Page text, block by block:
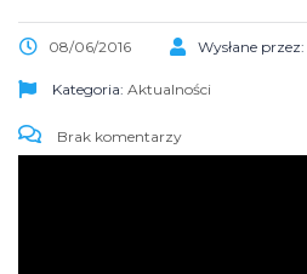
08/06/2016 Wysłane przez:
Kategoria: Aktualności
Brak komentarzy